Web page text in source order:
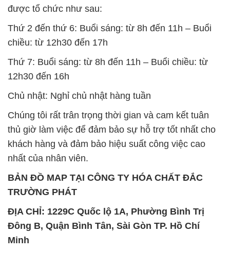
được tổ chức như sau:
Thứ 2 đến thứ 6: Buổi sáng: từ 8h đến 11h – Buổi
chiều: từ 12h30 đến 17h
Thứ 7: Buổi sáng: từ 8h đến 11h – Buổi chiều: từ
12h30 đến 16h
Chủ nhật: Nghỉ chủ nhật hàng tuần
Chúng tôi rất trân trọng thời gian và cam kết tuân
thủ giờ làm việc để đảm bảo sự hỗ trợ tốt nhất cho
khách hàng và đảm bảo hiệu suất công việc cao
nhất của nhân viên.
BẢN ĐỒ MAP TẠI CÔNG TY HÓA CHẤT ĐẮC
TRƯỜNG PHÁT
ĐỊA CHỈ: 1229C Quốc lộ 1A, Phường Bình Trị
Đông B, Quận Bình Tân, Sài Gòn TP. Hồ Chí
Minh